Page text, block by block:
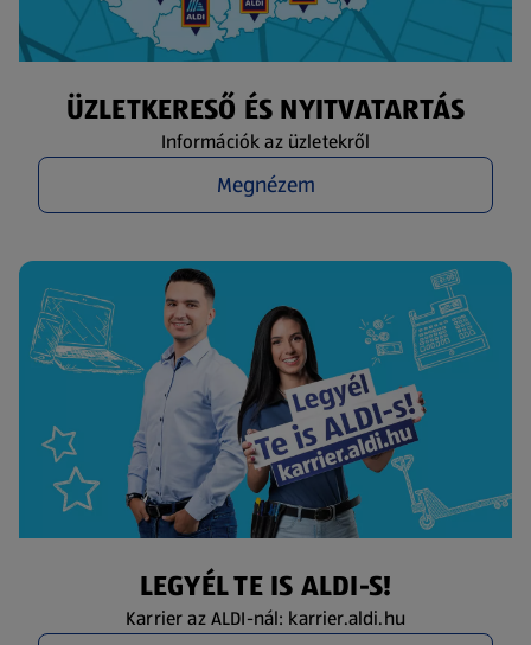
ÜZLETKERESŐ ÉS NYITVATARTÁS
Információk az üzletekről
Megnézem
LEGYÉL TE IS ALDI-S!
Karrier az ALDI-nál: karrier.aldi.hu